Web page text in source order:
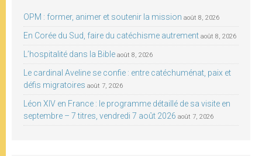
OPM : former, animer et soutenir la mission août 8, 2026
En Corée du Sud, faire du catéchisme autrement août 8, 2026
L’hospitalité dans la Bible août 8, 2026
Le cardinal Aveline se confie : entre catéchuménat, paix et
défis migratoires août 7, 2026
Léon XIV en France : le programme détaillé de sa visite en
septembre – 7 titres, vendredi 7 août 2026 août 7, 2026